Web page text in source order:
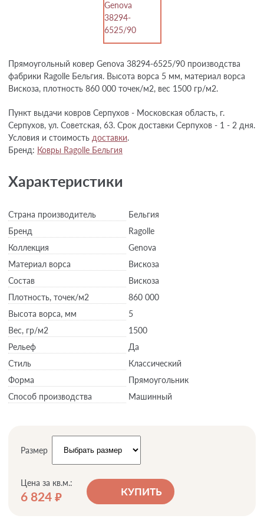
Прямоугольный ковер Genova 38294-6525/90 производства
фабрики Ragolle Бельгия. Высота ворса 5 мм, материал ворса
Вискоза, плотность 860 000 точек/м2, вес 1500 гр/м2.
Пункт выдачи ковров Серпухов - Московская область, г.
Серпухов, ул. Советская, 63. Срок доставки Серпухов - 1 - 2 дня.
Условия и стоимость доставки.
Бренд: Ковры Ragolle Бельгия
Характеристики
Страна производитель
Бельгия
Бренд
Ragolle
Коллекция
Genova
Материал ворса
Вискоза
Состав
Вискоза
Плотность, точек/м2
860 000
Высота ворса, мм
5
Вес, гр/м2
1500
Рельеф
Да
Стиль
Классический
Форма
Прямоугольник
Способ производства
Машинный
Размер
Цена за кв.м.:
6 824 руб. КУПИТЬ